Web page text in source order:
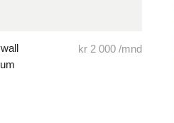
kr 2 000 /mnd